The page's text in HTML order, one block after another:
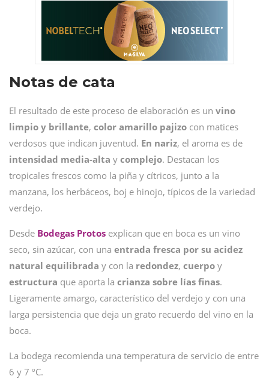
Notas de cata
El resultado de este proceso de elaboración es un vino
limpio y brillante, color amarillo pajizo con matices
verdosos que indican juventud. En nariz, el aroma es de
intensidad media-alta y complejo. Destacan los
tropicales frescos como la piña y cítricos, junto a la
manzana, los herbáceos, boj e hinojo, típicos de la variedad
verdejo.
Desde Bodegas Protos explican que en boca es un vino
seco, sin azúcar, con una entrada fresca por su acidez
natural equilibrada y con la redondez, cuerpo y
estructura que aporta la crianza sobre lías finas.
Ligeramente amargo, característico del verdejo y con una
larga persistencia que deja un grato recuerdo del vino en la
boca.
La bodega recomienda una temperatura de servicio de entre
6 y 7 ºC.